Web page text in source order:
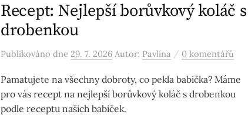
Recept: Nejlepší borůvkový koláč s
drobenkou
Publikováno dne 29. 7. 2026 Autor: Pavlína / 0 komentářů
Pamatujete na všechny dobroty, co pekla babička? Máme
pro vás recept na nejlepší borůvkový koláč s drobenkou
podle receptu našich babiček.